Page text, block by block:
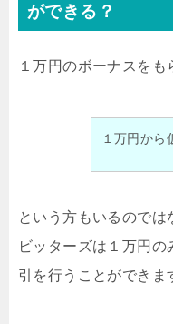
ができる？
１万円のボーナスを
１万円か
という方もいるのでは
ビッターズは１万円
引を行うことができま